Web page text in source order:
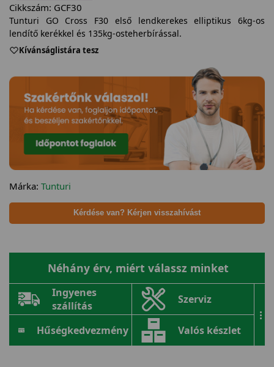
Cikkszám: GCF30
Tunturi GO Cross F30 első lendkerekes elliptikus 6kg-os
lendítő kerékkel és 135kg-osteherbírással.
Kívánságlistára tesz
Márka: Tunturi
Kérdése van? Kérjen visszahívást
Néhány érv, miért válassz minket
Ingyenes
szállítás
Szerviz
Hűségkedvezmény Valós készlet
...